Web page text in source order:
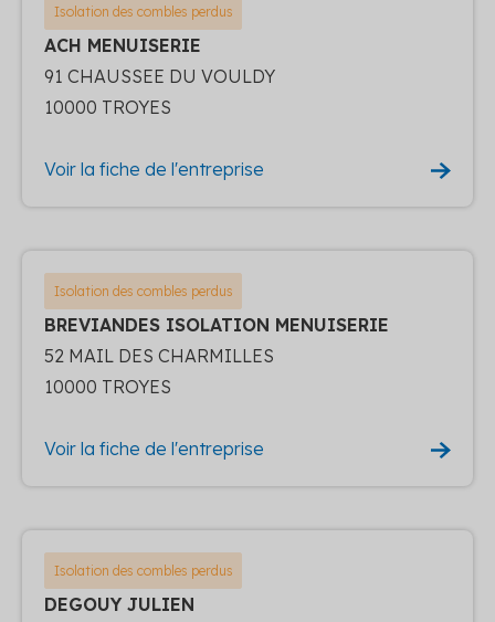
Isolation des combles perdus
ACH MENUISERIE
91 CHAUSSEE DU VOULDY
10000 TROYES
Voir la fiche de l'entreprise
Isolation des combles perdus
BREVIANDES ISOLATION MENUISERIE
52 MAIL DES CHARMILLES
10000 TROYES
Voir la fiche de l'entreprise
Isolation des combles perdus
DEGOUY JULIEN